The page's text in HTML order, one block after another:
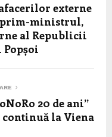
externe
prim-ministrul,
al Republicii
20 de ani”
la Viena